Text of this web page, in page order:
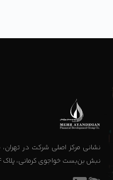
نشانی مرکز اصلی شرکت در
نبش بن‌بست خواجوی کرمانی، پلاک ۱۵۴ است.